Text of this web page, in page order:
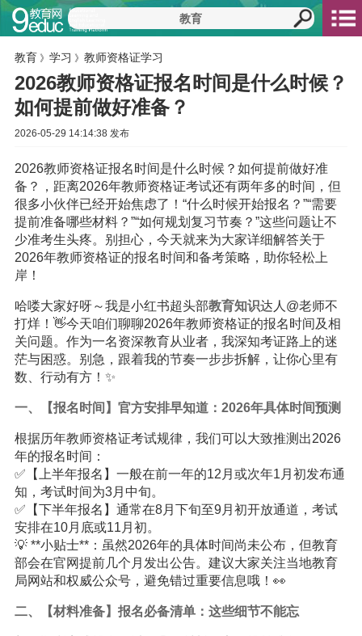
教育 》 学习 》 教师资格证学习
2026教师资格证报名时间是什么时候？
如何提前做好准备？
2026-05-29 14:14:38 发布
2026教师资格证报名时间是什么时候？如何提前做好准
备？，距离2026年教师资格证考试还有两年多的时间，但
很多小伙伴已经开始焦虑了！“什么时候开始报名？”“需要
提前准备哪些材料？”“如何规划复习节奏？”这些问题让不
少准考生头疼。别担心，今天就来为大家详细解答关于
2026年教师资格证的报名时间和备考策略，助你轻松上
岸！
哈喽大家好呀～我是小红书超头部教育知识达人@老师不
打烊！👋今天咱们聊聊2026年教师资格证的报名时间及相
关问题。作为一名资深教育从业者，我深知考证路上的迷
茫与困惑。别急，跟着我的节奏一步步拆解，让你心里有
数、行动有方！✨
一、【报名时间】官方安排早知道：2026年具体时间预测
根据历年教师资格证考试规律，我们可以大致推测出2026
年的报名时间：
✅【上半年报名】一般在前一年的12月或次年1月初发布通
知，考试时间为3月中旬。
✅【下半年报名】通常在8月下旬至9月初开放通道，考试
安排在10月底或11月初。
💡 **小贴士**：虽然2026年的具体时间尚未公布，但教育
部会在官网提前几个月发出公告。建议大家关注当地教育
局网站和权威公众号，避免错过重要信息哦！👀
二、【材料准备】报名必备清单：这些细节不能忘